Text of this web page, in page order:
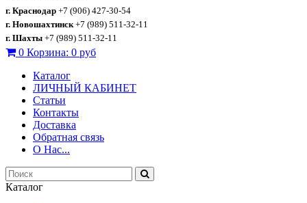
г. Краснодар +7 (906) 427-30-54
г. Новошахтинск +7 (989) 511-32-11
г. Шахты +7 (989) 511-32-11
0 Корзина: 0 руб
Каталог
ЛИЧНЫЙ КАБИНЕТ
Статьи
Контакты
Доставка
Обратная связь
О Нас...
Каталог